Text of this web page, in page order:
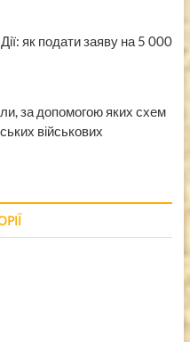
як подати заяву на 5 000
за допомогою яких схем
військових